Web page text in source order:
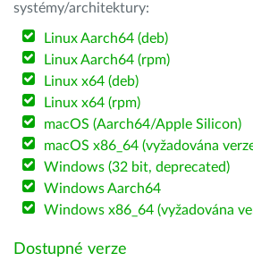
systémy/architektury:
Linux Aarch64 (deb)
Linux Aarch64 (rpm)
Linux x64 (deb)
Linux x64 (rpm)
macOS (Aarch64/Apple Silicon)
macOS x86_64 (vyžadována
Windows (32 bit, deprecated)
Windows Aarch64
Windows x86_64 (vyžadována
Dostupné verze